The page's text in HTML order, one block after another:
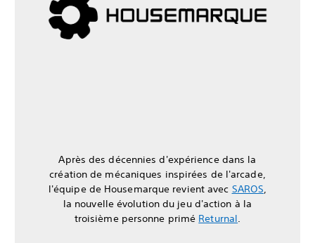
Après des décennies d'expérience dans la
création de mécaniques inspirées de l'arcade,
l'équipe de Housemarque revient avec SAROS,
la nouvelle évolution du jeu d'action à la
troisième personne primé Returnal.